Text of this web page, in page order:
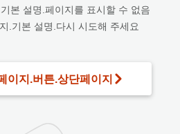
본 설명.페이지를 표시할 수 없음
.기본 설명.다시 시도해 주세요
이지.버튼.상단페이지